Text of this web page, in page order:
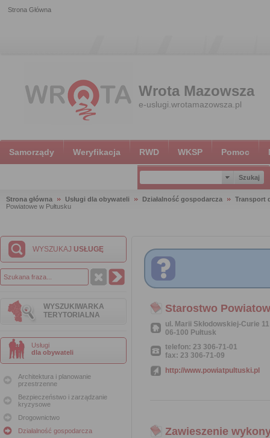
Strona Główna
Wrota Mazowsza
e-uslugi.wrotamazowsza.pl
Samorządy Weryfikacja RWD WKSP Pomoc
Strona główna Usługi dla obywateli Działalność gospodarcza
Transport
Powiatowe w Pułtusku
WYSZUKAJ USŁUGĘ
WYSZUKIWARKA
TERYTORIALNA
Usługi
dla obywateli
Architektura i planowanie
przestrzenne
Bezpieczeństwo i zarządzanie
kryzysowe
Drogownictwo
Działalność gospodarcza
Starostwo
ul. Marii Skłodowskiej-Curie 11
06-100 Pułtusk
telefon: 23 306-71-01
fax: 23 306-71-09
http://www.powiatpultuski.pl
Zawieszenie